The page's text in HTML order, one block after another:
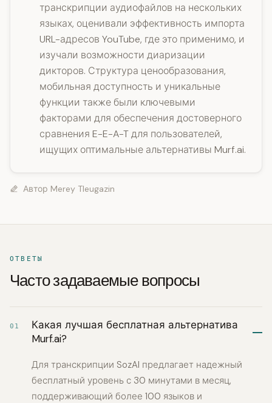
транскрипции аудиофайлов на нескольких
языках, оценивали эффективность импорта
URL-адресов YouTube, где это применимо, и
изучали возможности диаризации
дикторов. Структура ценообразования,
мобильная доступность и уникальные
функции также были ключевыми
факторами для обеспечения достоверного
сравнения E-E-A-T для пользователей,
ищущих оптимальные альтернативы Murf.ai.
Автор Merey Tleugazin
ОТВЕТЫ
Часто задаваемые вопросы
01
Какая лучшая бесплатная альтернатива
Murf.ai?
Для транскрипции SozAI предлагает надежный
бесплатный уровень с 30 минутами в месяц,
поддерживающий более 100 языков и